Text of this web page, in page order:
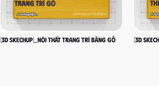
[3D SKECHUP]_Nội thất trang trí bằng gỗ [3D